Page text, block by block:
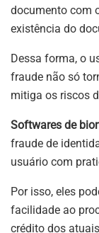
documento com
existência do
Dessa forma, o
fraude não só
mitiga os riscos
Softwares de
fraude de
usuário com
Por isso, eles
facilidade ao
crédito dos